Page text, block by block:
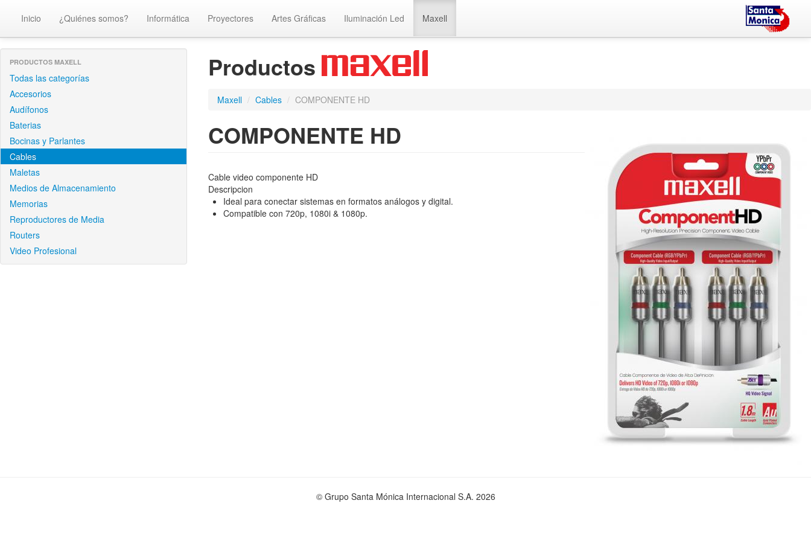
Inicio ¿Quiénes somos? Informática Proyectores Artes Gráficas Iluminación Led Maxell
PRODUCTOS MAXELL
Todas las categorías
Accesorios
Audífonos
Baterias
Bocinas y Parlantes
Cables
Maletas
Medios de Almacenamiento
Memorias
Reproductores de Media
Routers
Video Profesional
Productos
Maxell / Cables / COMPONENTE HD
COMPONENTE HD
Cable video componente HD
Descripcion
Ideal para conectar sistemas en formatos análogos y digital.
Compatible con 720p, 1080i & 1080p.
© Grupo Santa Mónica Internacional S.A. 2026